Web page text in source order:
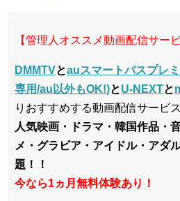
【管理人オススメ動画配信サービ
DMMTVとauスマートパスプレ
専用/au以外もOK!)とU-NEXTと
りおすすめする動画配信サービ
人気映画・ドラマ・韓国作品・
メ・グラビア・アイドル・アダ
題！！
今なら1ヵ月無料体験あり！